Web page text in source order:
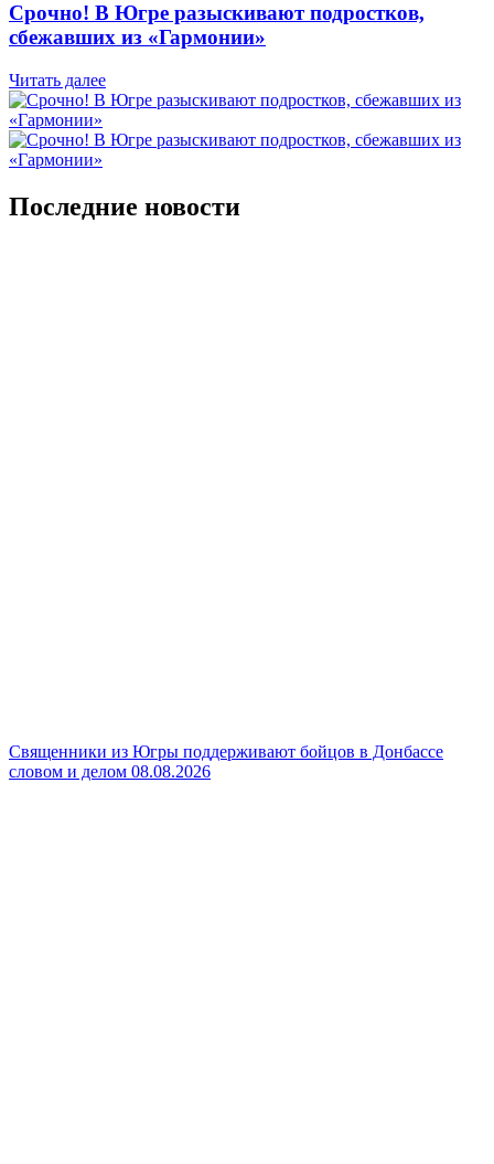
​Срочно! В Югре разыскивают подростков,
сбежавших из «Гармонии»
Читать далее
Последние новости
Священники из Югры поддерживают бойцов в Донбассе
словом и делом 08.08.2026